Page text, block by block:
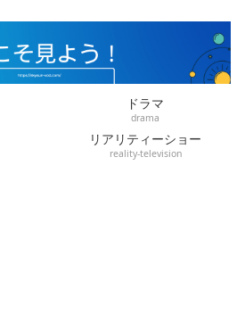
ドラマ
drama
リアリティーショー
reality-television